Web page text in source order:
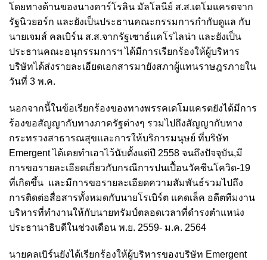
โดยทางด้านของนางคาร์โรลิน มัลโลนีย์ ส.ส.เดโมแครตจาก
รัฐนิวยอร์ก และยังเป็นประธานคณะกรรมการกำกับดูแล กับ
นายเจมส์ คลเบิร์น ส.ส.จากรัฐเซาธ์แคโรไลน่า และยังเป็น
ประธานคณะอนุกรรมการฯ ได้มีการเรียกร้องให้ผู้บริหาร
บริษัทได้ส่งรายละเอียดเอกสารมายังสภาผู้แทนราษฎรภายใน
วันที่ 3 พ.ค.
นอกจากนี้ในข้อเรียกร้องของทางพรรคเดโมแครตยังได้มีการ
ร้องขอสัญญากับทางภาครัฐต่างๆ รวมไปถึงสัญญากับทาง
กระทรวงสาธารณสุขและการให้บริการมนุษย์ ที่บริษัท
Emergent ได้เคยทำเอาไว้นับตั้งแต่ปี 2558 จนถึงปัจจุบัน,มี
การขอรายละเอียดเกี่ยวกับกรณีการปนเปื้อนวัคซีนโควิด-19
ที่เกิดขึ้น และมีการขอรายละเอียดความสัมพันธ์รวมไปถึง
การติดต่อสื่อสารทั้งหมดกับนายโรเบิร์ต แคดเล็ค อดีตทีมงาน
บริหารที่ทำงานให้กับนายทรัมป์ตลอดเวลาที่ดำรงตำแหน่ง
ประธานาธิบดีในช่วงเดือน พ.ย. 2559- ม.ค. 2564
นายคลเบิร์นยังได้เรียกร้องให้ผู้บริหารของบริษัท Emergent